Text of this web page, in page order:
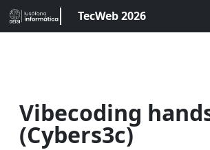
TecWeb 2026
Vibecoding
(Cybers3c)